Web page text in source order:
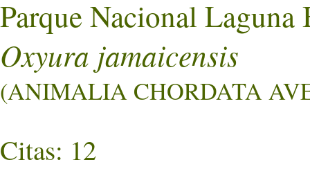
Parque Nacional Laguna
Oxyura jamaicensis
(ANIMALIA CHORDATA
Citas: 12